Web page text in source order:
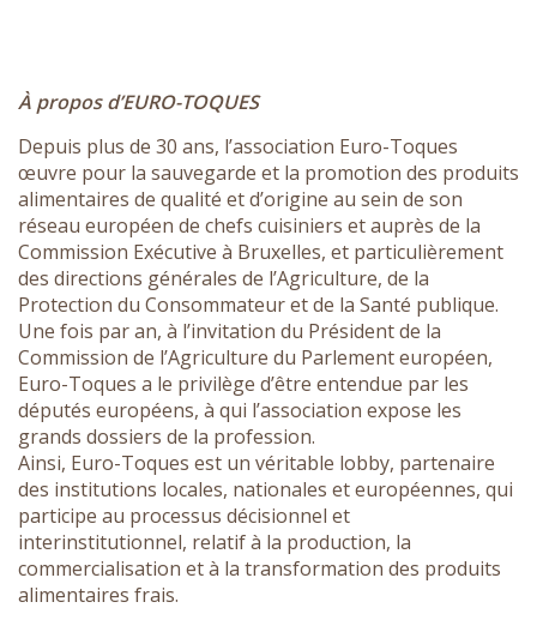
À propos d’EURO-TOQUES
Depuis plus de 30 ans, l’association Euro-Toques
œuvre pour la sauvegarde et la promotion des produits
alimentaires de qualité et d’origine au sein de son
réseau européen de chefs cuisiniers et auprès de la
Commission Exécutive à Bruxelles, et particulièrement
des directions générales de l’Agriculture, de la
Protection du Consommateur et de la Santé publique.
Une fois par an, à l’invitation du Président de la
Commission de l’Agriculture du Parlement européen,
Euro-Toques a le privilège d’être entendue par les
députés européens, à qui l’association expose les
grands dossiers de la profession.
Ainsi, Euro-Toques est un véritable lobby, partenaire
des institutions locales, nationales et européennes, qui
participe au processus décisionnel et
interinstitutionnel, relatif à la production, la
commercialisation et à la transformation des produits
alimentaires frais.